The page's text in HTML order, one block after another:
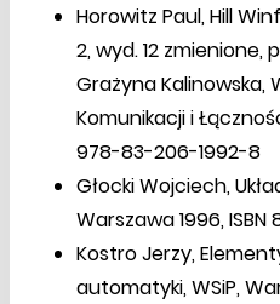
Horowitz Paul, Hill
2, wyd. 12 zmienione,
Grażyna Kalinowska,
Komunikacji i
978-83-206-1992-8
Głocki Wojciech,
Warszawa 1996,
Kostro Jerzy,
automatyki, WSiP,